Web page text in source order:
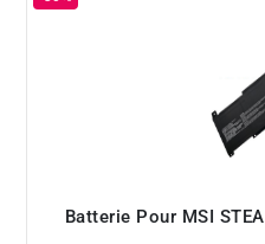
Batterie Pour MSI